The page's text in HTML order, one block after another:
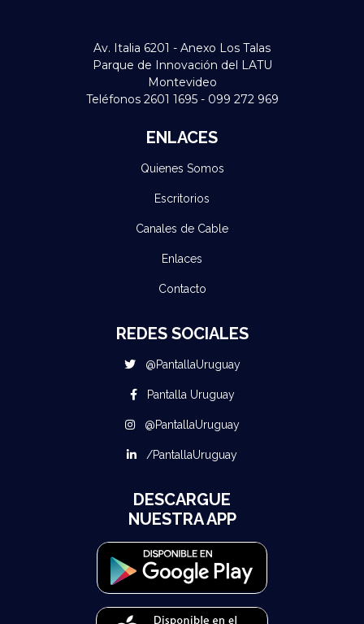
Av. Italia 6201 - Anexo Los Talas
Parque de Innovación del LATU
Montevideo
Teléfonos 2601 1695 - 099 272 969
ENLACES
Quienes Somos
Escritorios
Canales de Cable
Enlaces
Contacto
REDES SOCIALES
@PantallaUruguay
Pantalla Uruguay
@PantallaUruguay
/PantallaUruguay
DESCARGUE
NUESTRA APP